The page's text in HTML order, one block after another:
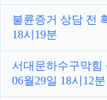
불륜증거 상담 전
18시19분
서대문하수구막힘
06월29일 18시12분